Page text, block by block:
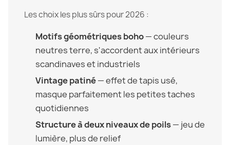
Les choix les plus sûrs pour 2026 :
Motifs géométriques boho— couleurs
neutres terre, s'accordent aux intérieurs
scandinaves et industriels
Vintage patiné— effet de tapis usé,
masque parfaitement les petites taches
quotidiennes
Structure à deux niveaux de poils— jeu de
lumière, plus de relief